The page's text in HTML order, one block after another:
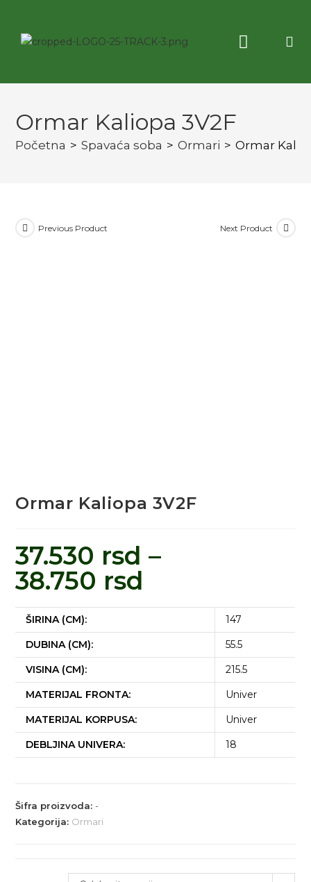
Ormar Kaliopa 3V2F
Početna > Spavaća soba > Ormari > Ormar
Previous Product Next Product
Ormar Kaliopa 3V2F
37.530 rsd –
38.750 rsd
ŠIRINA (CM):
147
DUBINA (CM):
55.5
VISINA (CM):
215.5
MATERIJAL FRONTA:
Univer
MATERIJAL KORPUSA:
Univer
DEBLJINA UNIVERA:
18
Šifra proizvoda:-
Kategorija: Ormari